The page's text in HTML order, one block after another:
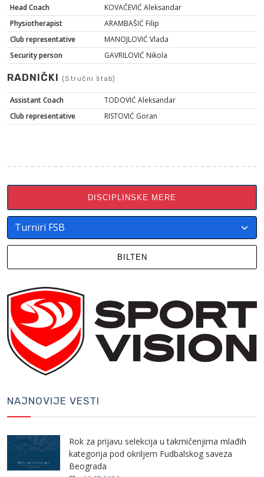
Head Coach
KOVAČEVIĆ Aleksandar
Physiotherapist
ARAMBAŠIĆ Filip
Club representative
MANOJLOVIĆ Vlada
Security person
GAVRILOVIĆ Nikola
RADNIČKI (Stručni štab)
Assistant Coach
TODOVIĆ Aleksandar
Club representative
RISTOVIĆ Goran
DISCIPLINSKE MERE
BILTEN
NAJNOVIJE VESTI
Rok za prijavu selekcija u takmičenjima mlađih
kategorija pod okriljem Fudbalskog saveza
Beograda